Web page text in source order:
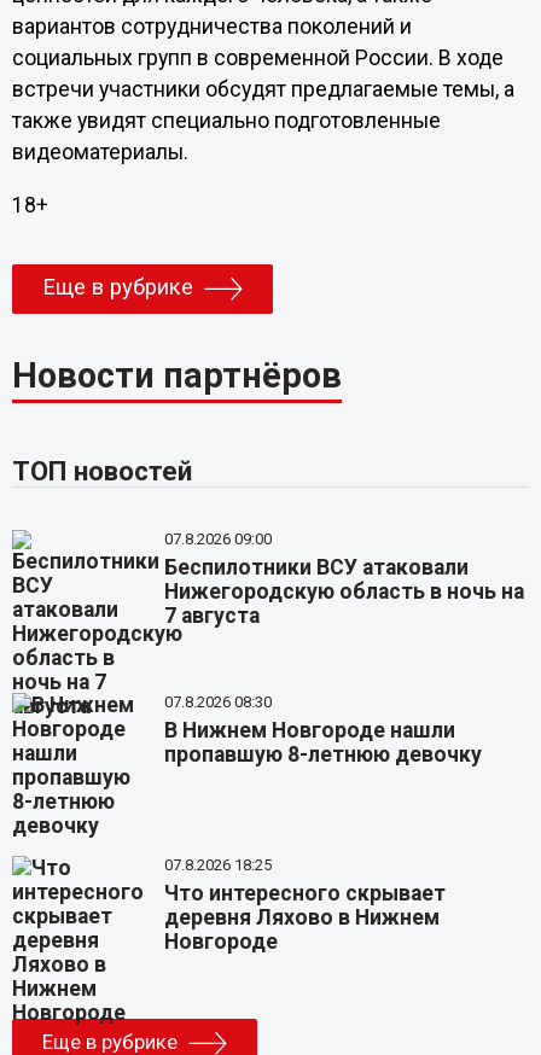
вариантов сотрудничества поколений и
социальных групп в современной России. В ходе
встречи участники обсудят предлагаемые темы, а
также увидят специально подготовленные
видеоматериалы.
18+
Еще в рубрике
Новости партнёров
ТОП новостей
07.8.2026 09:00
Беспилотники ВСУ атаковали
Нижегородскую область в ночь на
7 августа
07.8.2026 08:30
В Нижнем Новгороде нашли
пропавшую 8-летнюю девочку
07.8.2026 18:25
Что интересного скрывает
деревня Ляхово в Нижнем
Новгороде
Еще в рубрике